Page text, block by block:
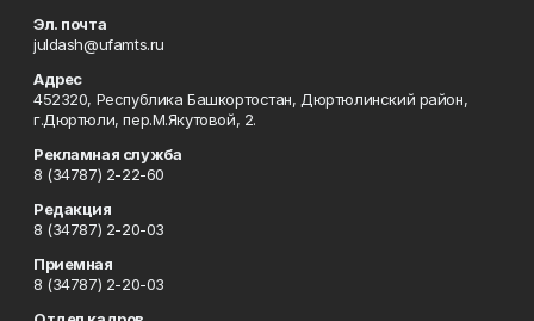
Эл. почта
juldash@ufamts.ru
Адрес
452320, Республика Башкортостан, Дюртюлинский район,
г.Дюртюли, пер.М.Якутовой, 2.
Рекламная служба
8 (34787) 2-22-60
Редакция
8 (34787) 2-20-03
Приемная
8 (34787) 2-20-03